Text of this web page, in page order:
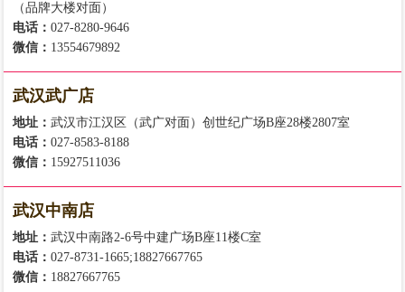
（品牌大楼对面）
电话：027-8280-9646
微信： 13554679892
武汉武广店
地址：武汉市江汉区（武广对面）创世纪广场B座28楼2807室
电话：027-8583-8188
微信： 15927511036
武汉中南店
地址：武汉中南路2-6号中建广场B座11楼C室
电话：027-8731-1665;18827667765
微信： 18827667765